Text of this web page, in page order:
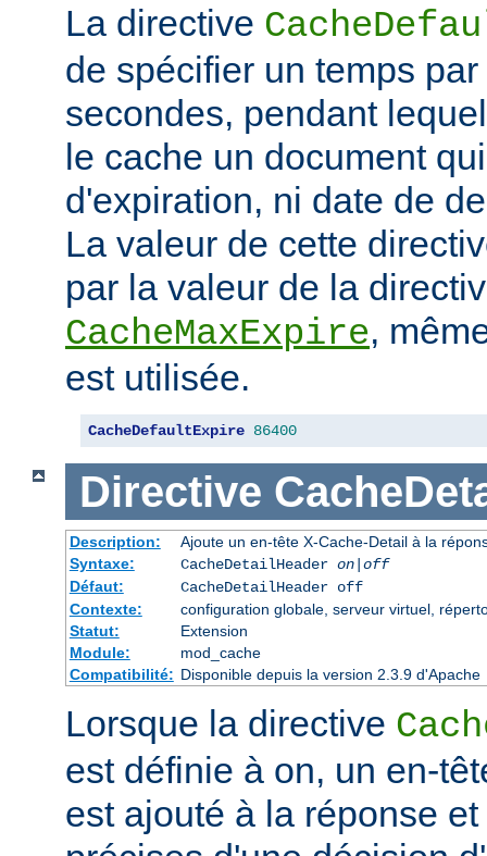
La directive
de spécifier un temps
secondes, pendant
le cache un document
d'expiration, ni date de
La valeur de cette
par la valeur de la
CacheMaxExpire,
est utilisée.
CacheDefaultExpire 86400
Directive
Description:
Ajoute un en-tête X-Cache-Detail à la
Syntaxe:
CacheDetailHeader on|off
Défaut:
CacheDetailHeader off
Contexte:
configuration globale, serveur virtuel,
Statut:
Extension
Module:
mod_cache
Compatibilité: Disponible depuis la version 2.3.9 d'Apache
Lorsque la directive
est définie à on, un en-
est ajouté à la réponse